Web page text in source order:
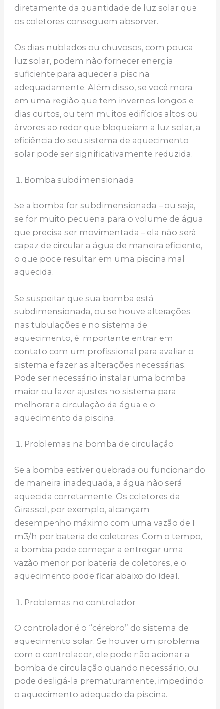
diretamente da quantidade de luz solar que
os coletores conseguem absorver.
Os dias nublados ou chuvosos, com pouca
luz solar, podem não fornecer energia
suficiente para aquecer a piscina
adequadamente. Além disso, se você mora
em uma região que tem invernos longos e
dias curtos, ou tem muitos edifícios altos ou
árvores ao redor que bloqueiam a luz solar, a
eficiência do seu sistema de aquecimento
solar pode ser significativamente reduzida.
Bomba subdimensionada
Se a bomba for subdimensionada – ou seja,
se for muito pequena para o volume de água
que precisa ser movimentada – ela não será
capaz de circular a água de maneira eficiente,
o que pode resultar em uma piscina mal
aquecida.
Se suspeitar que sua bomba está
subdimensionada, ou se houve alterações
nas tubulações e no sistema de
aquecimento, é importante entrar em
contato com um profissional para avaliar o
sistema e fazer as alterações necessárias.
Pode ser necessário instalar uma bomba
maior ou fazer ajustes no sistema para
melhorar a circulação da água e o
aquecimento da piscina.
Problemas na bomba de circulação
Se a bomba estiver quebrada ou funcionando
de maneira inadequada, a água não será
aquecida corretamente. Os coletores da
Girassol, por exemplo, alcançam
desempenho máximo com uma vazão de 1
m3/h por bateria de coletores. Com o tempo,
a bomba pode começar a entregar uma
vazão menor por bateria de coletores, e o
aquecimento pode ficar abaixo do ideal.
Problemas no controlador
O controlador é o “cérebro” do sistema de
aquecimento solar. Se houver um problema
com o controlador, ele pode não acionar a
bomba de circulação quando necessário, ou
pode desligá-la prematuramente, impedindo
o aquecimento adequado da piscina.